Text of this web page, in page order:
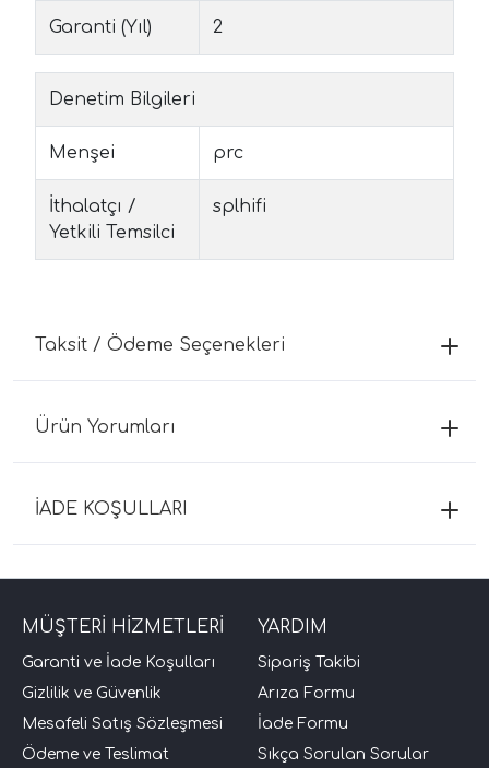
Garanti (Yıl) 2
Denetim Bilgileri
Menşei prc
İthalatçı /
Yetkili Temsilci
splhifi
Taksit / Ödeme Seçenekleri
Ürün Yorumları
İADE KOŞULLARI
MÜŞTERİ HİZMETLERİ
Garanti ve İade Koşulları
Gizlilik ve Güvenlik
Mesafeli Satış Sözleşmesi
Ödeme ve Teslimat
YARDIM
Sipariş Takibi
Arıza Formu
İade Formu
Sıkça Sorulan Sorular